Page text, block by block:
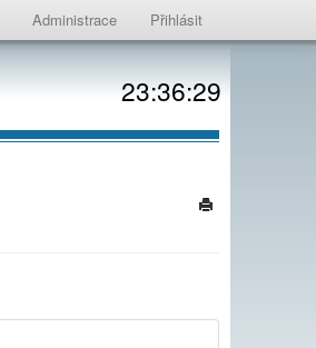
Administrace Přihlásit
23:36:29